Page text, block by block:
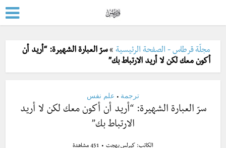
مجلّة قرطاس - الصفحة الرئيسية »سرّ العبارة الشهيرة: “أريد أن
أكون معك لكن لا أريد الارتباط بك”
ترجمة • علم نفس
سرّ العبارة الشهيرة: “أريد أن أكون معك لكن لا أريد
الارتباط بك”
الكاتب: كيرلس بهجت 451 مشاهدة